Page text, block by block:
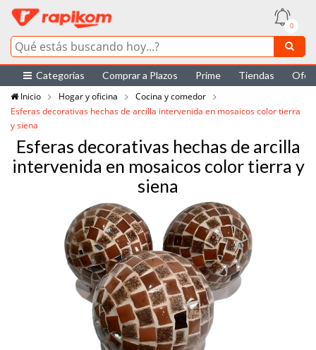
0
Categorías Comprar a Plazos Prime Tiendas
Inicio
Hogar y oficina
Cocina y comedor
Esferas decorativas hechas de arcilla intervenida en mosaicos color tierra
y siena
Esferas decorativas hechas de arcilla
intervenida en mosaicos color tierra y
siena